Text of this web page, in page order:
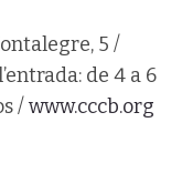
5 /
de 4 a 6
/ www.cccb.org